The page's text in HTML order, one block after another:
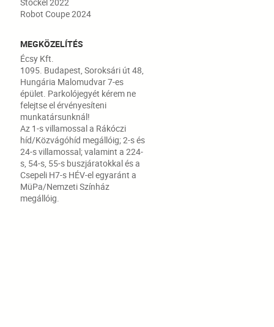
Robot Coupe 2024
MEGKÖZELÍTÉS
Écsy Kft.
1095. Budapest, Soroksári út 48,
Hungária Malomudvar 7-es
épület. Parkolójegyét kérem ne
felejtse el érvényesíteni
munkatársunknál!
Az 1-s villamossal a Rákóczi
híd/Közvágóhíd megállóig; 2-s és
24-s villamossal; valamint a 224-
s, 54-s, 55-s buszjáratokkal és a
Csepeli H7-s HÉV-el egyaránt a
MüPa/Nemzeti Színház
megállóig.